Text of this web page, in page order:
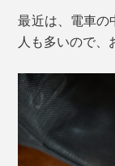
最近は、電車の
人も多いので、